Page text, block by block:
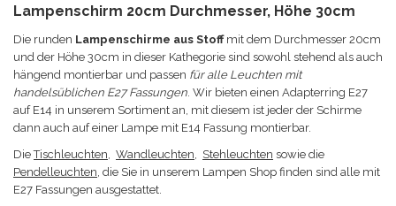
Lampenschirm 20cm Durchmesser, Höhe 30cm
Die runden Lampenschirme aus Stoffmit dem Durchmesser 20cm
und der Höhe 30cm in dieser Kathegorie sind sowohl stehend als auch
hängend montierbar und passen für alle Leuchten mit
handelsüblichen E27 Fassungen. Wir bieten einen Adapterring E27
auf E14 in unserem Sortiment an, mit diesem ist jeder der Schirme
dann auch auf einer Lampe mit E14 Fassung montierbar.
DieTischleuchten, Wandleuchten, Stehleuchten sowie die
Pendelleuchten, die Sie in unserem Lampen Shop finden sind alle mit
E27 Fassungen ausgestattet.